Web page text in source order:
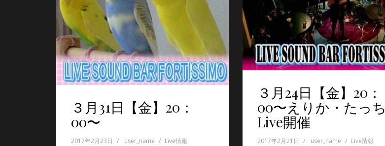
３月31日【金】20：
00〜
2017年2月23日 user_name Live情報
３月24日【金】20：
00〜えりか・たっち
Live開催
2017年2月21日 user_name Live情報